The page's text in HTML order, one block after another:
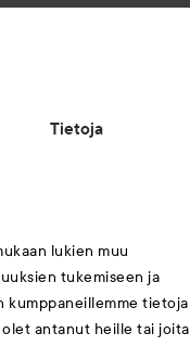
Tietoja
lukien muu
tukemiseen ja
kumppaneillemme tietoja
antanut heille tai joita